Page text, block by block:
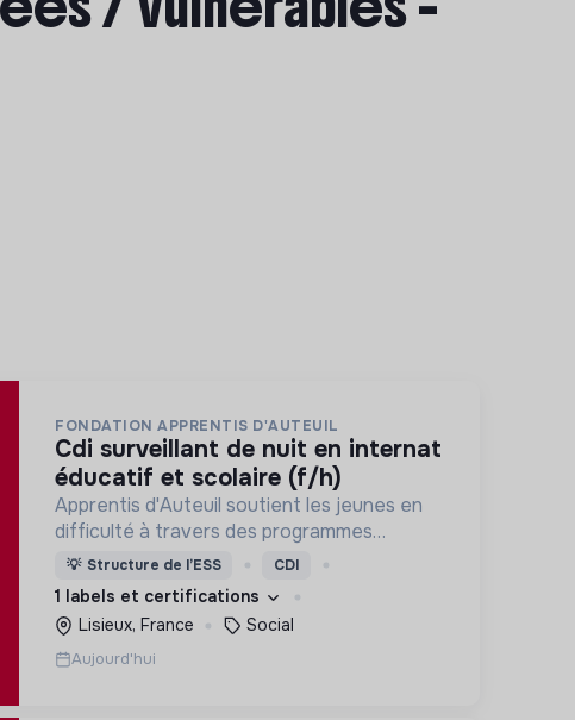
FONDATION APPRENTIS D'AUTEUIL
cdi surveillant de nuit en internat
éducatif et scolaire (f/h)
Apprentis d'Auteuil soutient les jeunes en
difficulté à travers des programmes
d’accueil, d’éducation, de formation et
d’insertion pour leur permettre de devenir
des hommes et des femmes debout.
💡 Structure de l’ESS CDI
1 labels et certifications
Lisieux, France
Social
Aujourd'hui